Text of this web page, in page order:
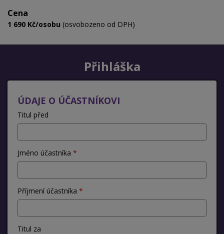
Cena
1 690 Kč/osobu (osvobozeno od DPH)
Přihláška
ÚDAJE O ÚČASTNÍKOVI
Titul před
Jméno účastníka
Příjmení účastníka
Titul za